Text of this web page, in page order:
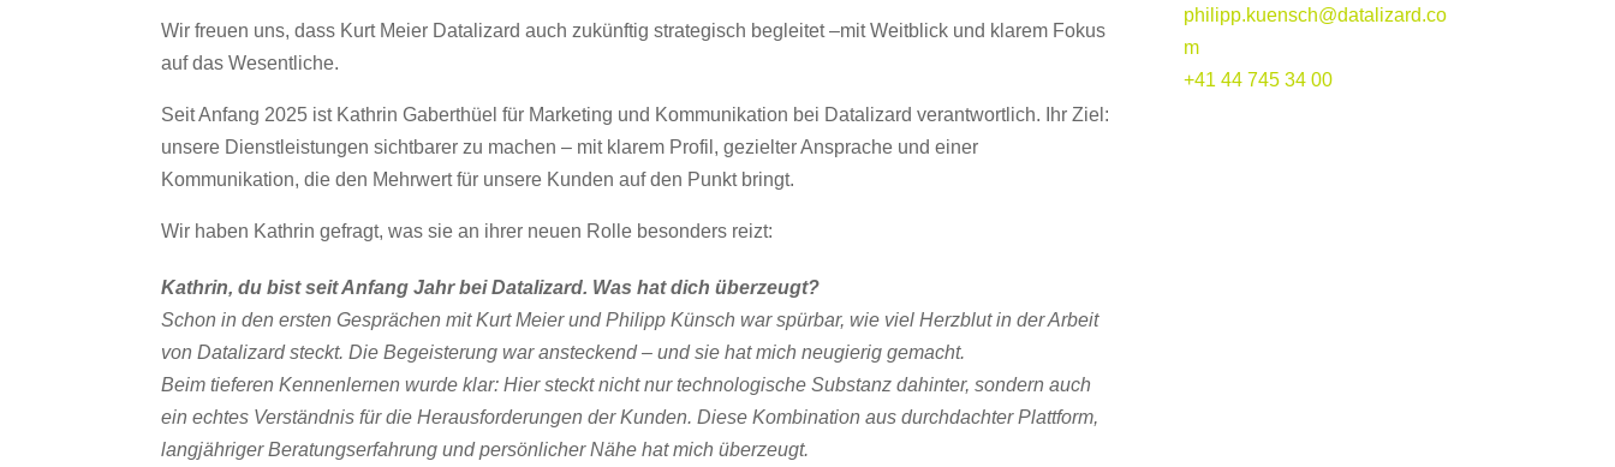
Wir freuen uns, dass Kurt Meier Datalizard auch zukünftig strategisch begleitet –mit Weitblick und klarem Fokus
auf das Wesentliche.
Seit Anfang 2025 ist Kathrin Gaberthüel für Marketing und Kommunikation bei Datalizard verantwortlich. Ihr Ziel:
unsere Dienstleistungen sichtbarer zu machen – mit klarem Profil, gezielter Ansprache und einer
Kommunikation, die den Mehrwert für unsere Kunden auf den Punkt bringt.
Wir haben Kathrin gefragt, was sie an ihrer neuen Rolle besonders reizt:
Kathrin, du bist seit Anfang Jahr bei Datalizard. Was hat dich überzeugt?
Schon in den ersten Gesprächen mit Kurt Meier und Philipp Künsch war spürbar, wie viel Herzblut in der Arbeit
von Datalizard steckt. Die Begeisterung war ansteckend – und sie hat mich neugierig gemacht.
Beim tieferen Kennenlernen wurde klar: Hier steckt nicht nur technologische Substanz dahinter, sondern auch
ein echtes Verständnis für die Herausforderungen der Kunden. Diese Kombination aus durchdachter Plattform,
langjähriger Beratungserfahrung und persönlicher Nähe hat mich überzeugt.
philipp.kuensch@datalizard.co
m
+41 44 745 34 00